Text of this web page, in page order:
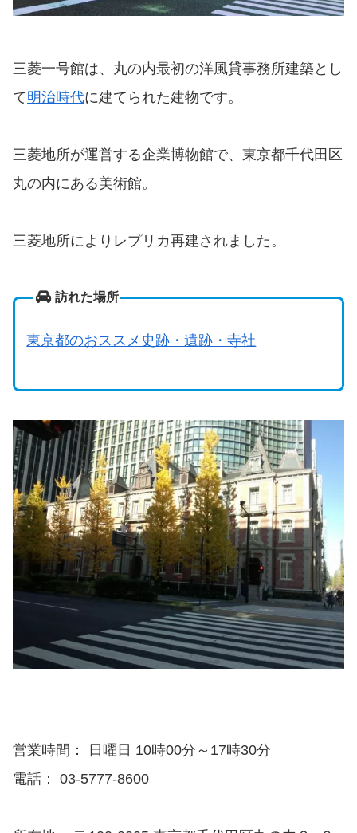
三菱一号館は、丸の内最初の洋風貸事務所建築とし
て明治時代に建てられた建物です。
三菱地所が運営する企業博物館で、東京都千代田区
丸の内にある美術館。
三菱地所によりレプリカ再建されました。
訪れた場所
東京都のおススメ史跡・遺跡・寺社
営業時間： 日曜日 10時00分～17時30分
電話： 03-5777-8600